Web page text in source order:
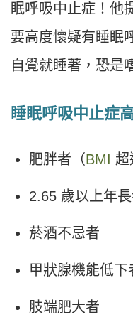
眠呼吸中止症！他
要高度懷疑有睡眠
自覺就睡著，恐是
睡眠呼吸中止症
肥胖者（BMI 超
2.65 歲以上年
菸酒不忌者
甲狀腺機能低下
肢端肥大者